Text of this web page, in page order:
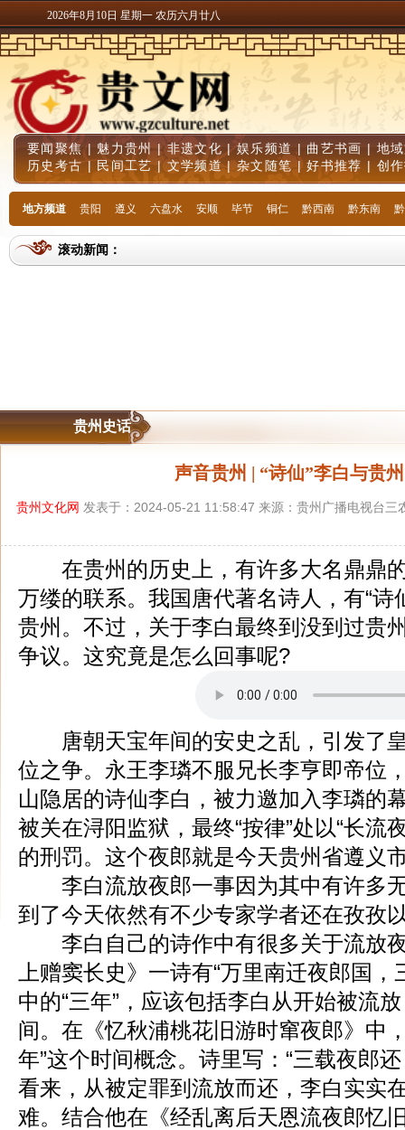
2026年8月10日 星期一 农历六月廿八
要闻聚焦| 魅力贵州|非遗文化 |娱乐频道 | 曲艺书画 | 地
历史考古 | 民间工艺 |文学频道|杂文随笔 |好书推荐 | 创
地方频道 贵阳 遵义 六盘水 安顺 毕节 铜仁 黔西南 黔东南
滚动新闻：
贵州史话
声音贵州 | “诗仙”李白与贵
贵州文化网 发表于：2024-05-21 11:58:47 来源：贵州广播电视台三
在贵州的历史上，有许多大名鼎鼎
万缕的联系。我国唐代著名诗人，有“诗
贵州。不过，关于李白最终到没到过贵
争议。这究竟是怎么回事呢?
唐朝天宝年间的安史之乱，引发了
位之争。永王李璘不服兄长李亨即帝位
山隐居的诗仙李白，被力邀加入李璘的
被关在浔阳监狱，最终“按律”处以“长流
的刑罚。这个夜郎就是今天贵州省遵义
李白流放夜郎一事因为其中有许多
到了今天依然有不少专家学者还在孜孜
李白自己的诗作中有很多关于流放
上赠窦长史》一诗有“万里南迁夜郎国
中的“三年”，应该包括李白从开始被流
间。在《忆秋浦桃花旧游时窜夜郎》中
年”这个时间概念。诗里写：“三载夜郎
看来，从被定罪到流放而还，李白实实
难。结合他在《经乱离后天恩流夜郎忆